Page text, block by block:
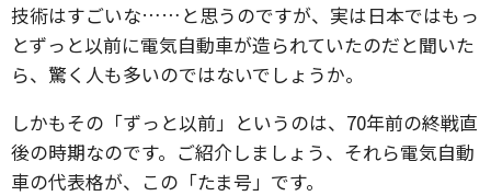
技術はすごいな……と思うのですが、実は日本ではもっ
とずっと以前に電気自動車が造られていたのだと聞いた
ら、驚く人も多いのではないでしょうか。
しかもその「ずっと以前」というのは、70年前の終戦直
後の時期なのです。ご紹介しましょう、それら電気自動
車の代表格が、この「たま号」です。